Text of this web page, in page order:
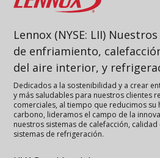
Lennox (NYSE: LII)
de enfriamiento,
del aire interior, y
Dedicados a la sostenibilidad y a crear
y más saludables para nuestros clientes
comerciales, al tiempo que reducimos su
carbono, lideramos el campo de la
nuestros sistemas de calefacción,
sistemas de refrigeración.